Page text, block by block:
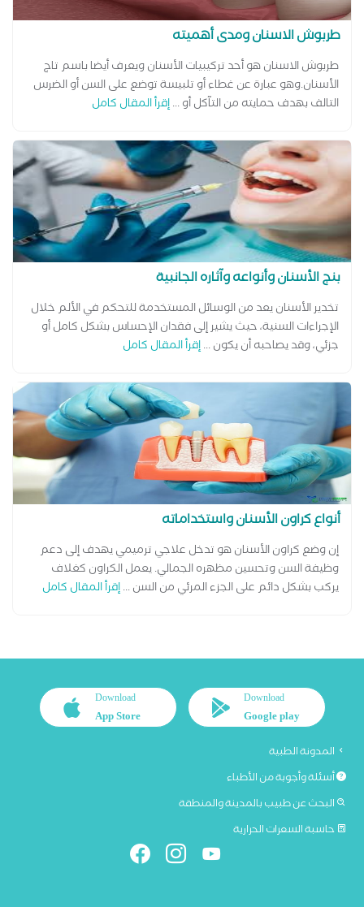
طربوش الاسنان ومدى أهميته
طربوش الاسنان هو أحد تركيبيات الأسنان ويعرف أيضا باسم تاج
الأسنان.وهو عبارة عن غطاء أو تلبيسة توضع على السن أو الضرس
التالف بهدف حمايته من التآكل أو ...إقرأ المقال كامل
بنج الأسنان وأنواعه وآثاره الجانبية
تخدير الأسنان يعد من الوسائل المستخدمة للتحكم في الألم خلال
الإجراءات السنية، حيث يشير إلى فقدان الإحساس بشكل كامل أو
جزئي، وقد يصاحبه أن يكون ...إقرأ المقال كامل
أنواع كراون الأسنان واستخداماته
إن وضع كراون الأسنان هو تدخل علاجي ترميمي يهدف إلى دعم
وظيفة السن وتحسين مظهره الجمالي. يعمل الكراون كغلاف
يركب بشكل دائم على الجزء المرئي من السن ...إقرأ المقال كامل
Download
Google play
Download
App Store
المدونة الطبية
أسئلة وأجوبة من الأطباء
البحث عن طبيب بالمدينة والمنطقة
حاسبة السعرات الحرارية